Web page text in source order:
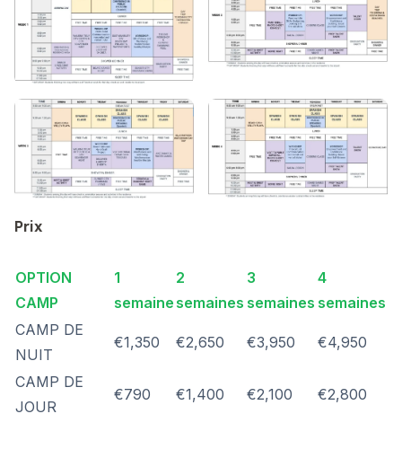
Prix
OPTION
CAMP
1
semaine
2
semaines
3
semaines
4
semaines
CAMP DE
NUIT
€1,350 €2,650 €3,950 €4,950
CAMP DE
JOUR
€790 €1,400 €2,100 €2,800